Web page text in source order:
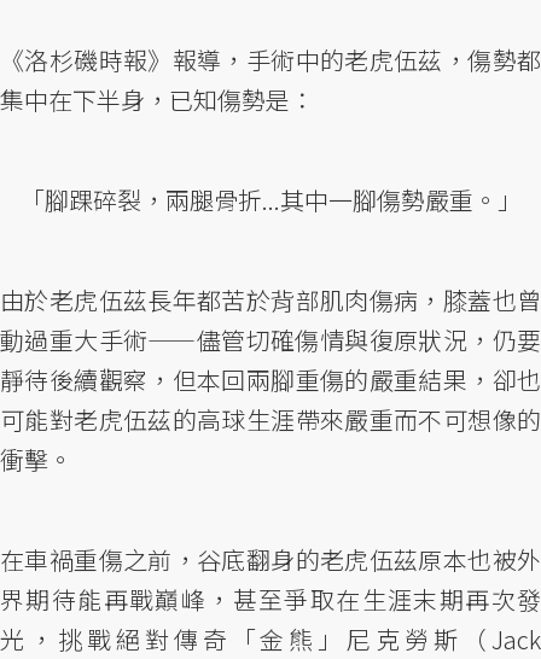
《洛杉磯時報》報導，手術中的老虎伍茲，傷勢都
集中在下半身，已知傷勢是：
「腳踝碎裂，兩腿骨折...其中一腳傷勢嚴重。」
由於老虎伍茲長年都苦於背部肌肉傷病，膝蓋也曾
動過重大手術——儘管切確傷情與復原狀況，仍要
靜待後續觀察，但本回兩腳重傷的嚴重結果，卻也
可能對老虎伍茲的高球生涯帶來嚴重而不可想像的
衝擊。
在車禍重傷之前，谷底翻身的老虎伍茲原本也被外
界期待能再戰巔峰，甚至爭取在生涯末期再次發
光，挑戰絕對傳奇「金熊」尼克勞斯（Jack